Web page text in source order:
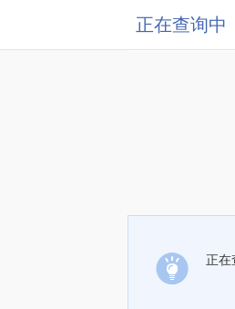
正在查询中
正在